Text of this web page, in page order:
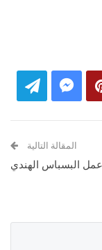
المقالة التالية
البسباس الهندي